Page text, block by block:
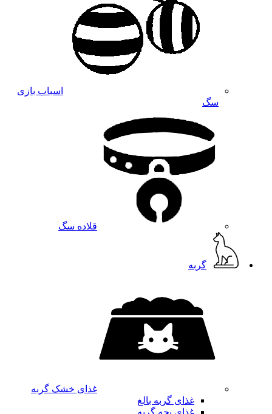
اسباب بازی
سگ
قلاده سگ
گربه
غذای خشک گربه
غذای گربه بالغ